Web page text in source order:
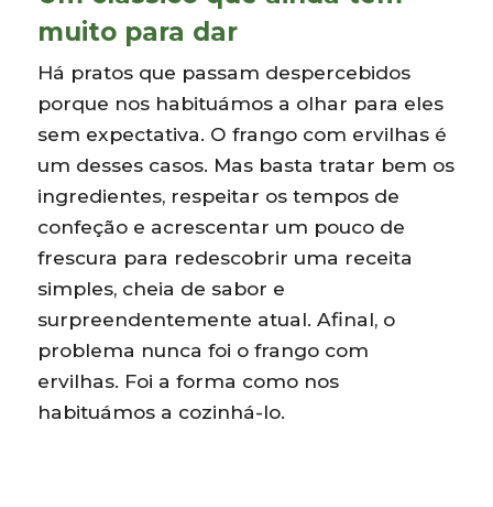
muito para dar
Há pratos que passam despercebidos
porque nos habituámos a olhar para eles
sem expectativa. O frango com ervilhas é
um desses casos. Mas basta tratar bem os
ingredientes, respeitar os tempos de
confeção e acrescentar um pouco de
frescura para redescobrir uma receita
simples, cheia de sabor e
surpreendentemente atual. Afinal, o
problema nunca foi o frango com
ervilhas. Foi a forma como nos
habituámos a cozinhá-lo.